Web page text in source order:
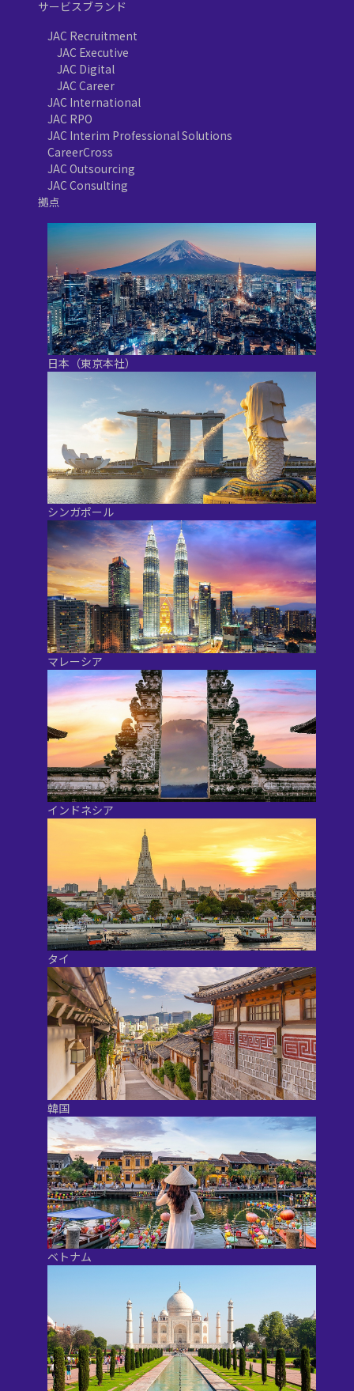
サービスブランド
JAC Recruitment
JAC Executive
JAC Digital
JAC Career
JAC International
JAC RPO
JAC Interim Professional Solutions
CareerCross
JAC Outsourcing
JAC Consulting
拠点
日本（東京本社）
シンガポール
マレーシア
インドネシア
タイ
韓国
ベトナム